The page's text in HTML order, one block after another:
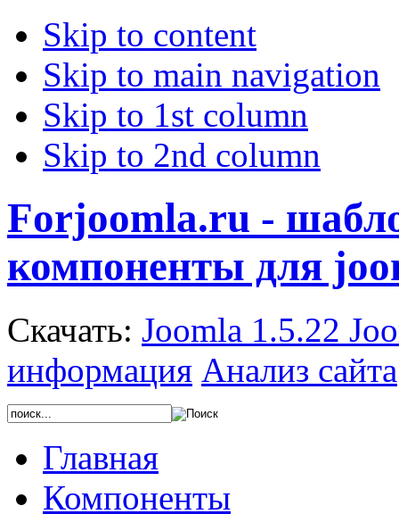
Skip to content
Skip to main navigation
Skip to 1st column
Skip to 2nd column
Forjoomla.ru -
компоненты для
Скачать: Joomla 1.5.22
информация Анализ сайта
Главная
Компоненты